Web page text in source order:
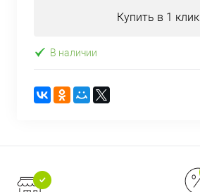
Купить в 1 клик
В наличии